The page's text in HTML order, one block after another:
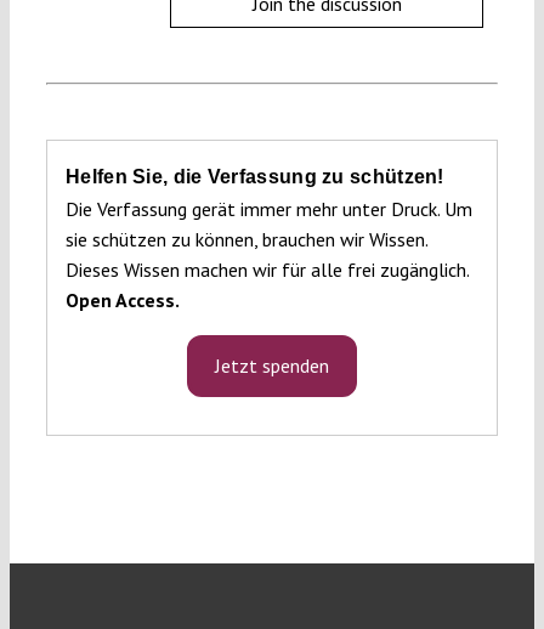
Helfen Sie, die Verfassung zu schützen!
Die Verfassung gerät immer mehr unter Druck. Um
sie schützen zu können, brauchen wir Wissen.
Dieses Wissen machen wir für alle frei zugänglich.
Open Access.
Jetzt spenden